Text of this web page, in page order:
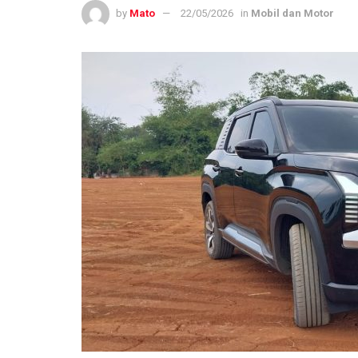
by Mato 22/05/2026 in Mobil dan Motor